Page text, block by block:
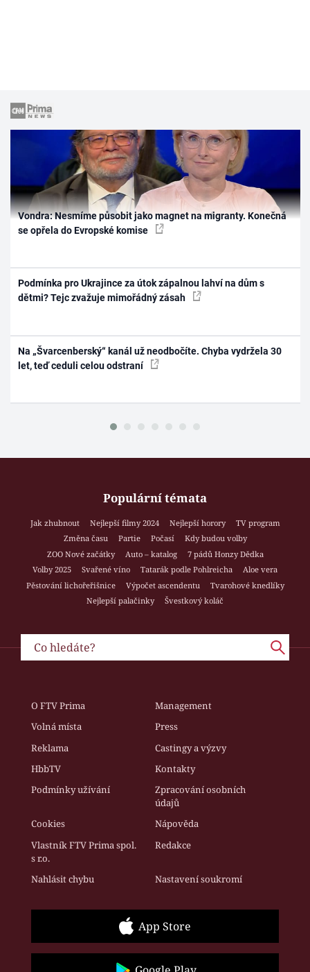
Vondra: Nesmíme působit jako magnet na migranty. Konečná
se opřela do Evropské komise
Podmínka pro Ukrajince za útok zápalnou lahví na dům s
dětmi? Tejc zvažuje mimořádný zásah
Na „Švarcenberský“ kanál už neodbočíte. Chyba vydržela 30
let, teď ceduli celou odstraní
Populární témata
Jak zhubnout Nejlepší filmy 2024 Nejlepší horory
TV program
Změna času
Partie Počasí
Kdy budou volby
ZOO Nové začátky
Auto – katalog
7 pádů Honzy Dědka
Volby 2025
Svařené víno Tatarák podle Pohlreicha
Aloe vera
Pěstování lichořeřišnice
Výpočet ascendentu
Tvarohové knedlíky
Nejlepší palačinky
Švestkový koláč
O FTV Prima
Management
Volná místa
Press
Reklama
Castingy a výzvy
HbbTV
Kontakty
Podmínky užívání
Zpracování osobních
údajů
Cookies
Nápověda
Vlastník FTV Prima spol.
s r.o.
Redakce
Nahlásit chybu Nastavení soukromí
App Store